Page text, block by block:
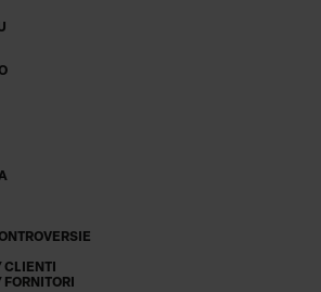
CLIENTI